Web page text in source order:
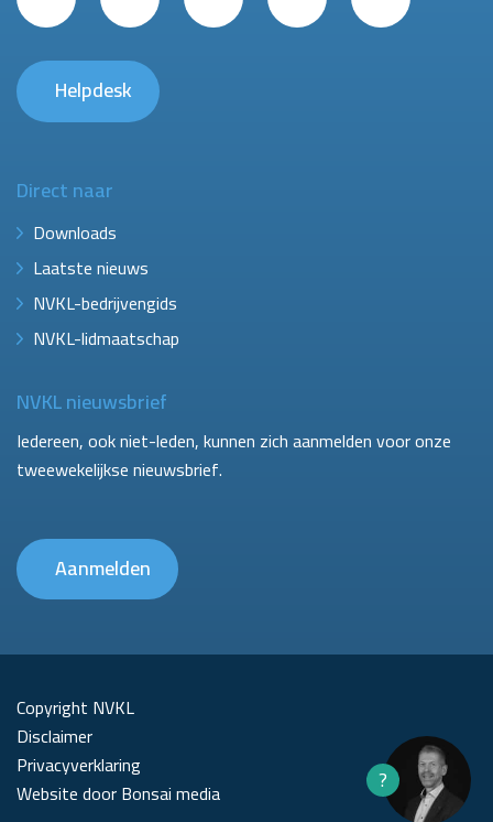
Helpdesk
Direct naar
Downloads
Laatste nieuws
NVKL-bedrijvengids
NVKL-lidmaatschap
NVKL nieuwsbrief
Iedereen, ook niet-leden, kunnen zich aanmelden voor onze
tweewekelijkse nieuwsbrief.
Aanmelden
Copyright NVKL
Disclaimer
Privacyverklaring
Website door Bonsai media
?